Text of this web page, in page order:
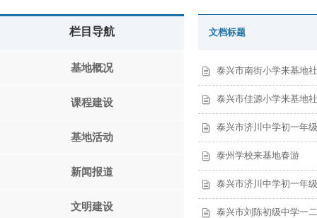
栏目导航
基地概况
课程建设
基地活动
新闻报道
文明建设
文档标题
泰兴市南街小学来基地
泰兴市佳源小学来基地
泰兴市济川中学初一年
泰州学校来基地春游
泰兴市济川中学初一年
泰兴市刘陈初级中学一